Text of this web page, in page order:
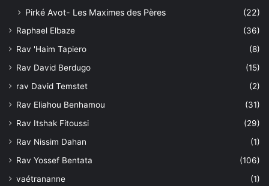
Pirké Avot- Les Maximes des Pères
(22)
Raphael Elbaze
(36)
Rav 'Haim Tapiero
(8)
Rav David Berdugo
(15)
rav David Temstet
(2)
Rav Eliahou Benhamou
(31)
Rav Itshak Fitoussi
(29)
Rav Nissim Dahan
(1)
Rav Yossef Bentata
(106)
vaétrananne
(1)